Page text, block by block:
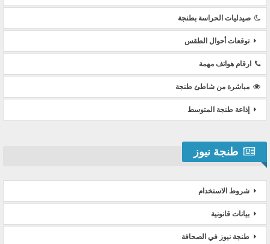
صيدليات الحراسة بطنجة
توقعات أحوال الطقس
ارقام هواتف مهمة
مباشرة من شاطئ طنجة
إذاعة طنجة المتوسط
طنجة نيوز
شروط الاستخدام
بيانات قانونية
طنجة نيوز في الصحافة